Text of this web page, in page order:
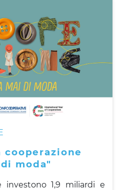
moda"
investono 1,9 miliardi e